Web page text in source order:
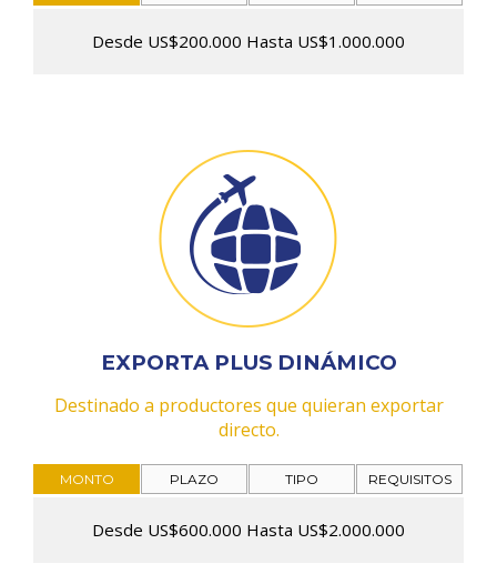
Desde US$200.000 Hasta US$1.000.000
EXPORTA PLUS DINÁMICO
Destinado a productores que quieran exportar
directo.
MONTO PLAZO TIPO REQUISITOS
Desde US$600.000 Hasta US$2.000.000